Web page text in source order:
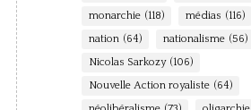
monarchie (118) médias (116)
nation (64) nationalisme (56)
Nicolas Sarkozy (106)
Nouvelle Action royaliste (64)